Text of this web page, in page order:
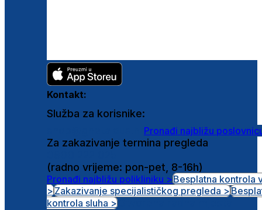
Kontakt:
Služba za korisnike:
Pronađi najbližu
Za zakazivanje termina pregleda
(radno vrijeme: pon-pet, 8-16h)
Pronađi najbližu polikliniku >Besplatna kontrola
>Zakazivanje specijalističkog pregleda >
kontrola sluha >